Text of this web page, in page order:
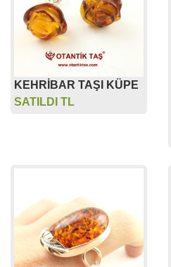
KEHRİBAR TAŞI KÜPE
SATILDI TL